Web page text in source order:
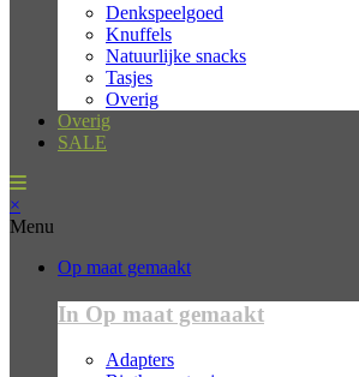
Denkspeelgoed
Knuffels
Natuurlijke snacks
Tasjes
Overig
Overig
SALE
×
Menu
Op maat gemaakt
In Op maat gemaakt
Adapters